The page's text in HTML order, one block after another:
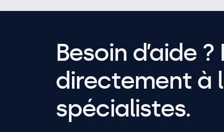
Besoin d’aide
directement à
spécialistes.